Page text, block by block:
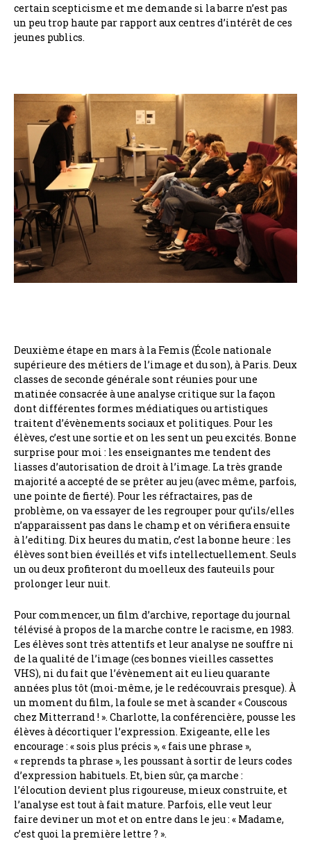
certain scepticisme et me demande si la barre n’est pas
un peu trop haute par rapport aux centres d’intérêt de ces
jeunes publics.
Deuxième étape en mars à la Femis (École nationale
supérieure des métiers de l’image et du son), à Paris. Deux
classes de seconde générale sont réunies pour une
matinée consacrée à une analyse critique sur la façon
dont différentes formes médiatiques ou artistiques
traitent d’évènements sociaux et politiques. Pour les
élèves, c’est une sortie et on les sent un peu excités. Bonne
surprise pour moi : les enseignantes me tendent des
liasses d’autorisation de droit à l’image. La très grande
majorité a accepté de se prêter au jeu (avec même, parfois,
une pointe de fierté). Pour les réfractaires, pas de
problème, on va essayer de les regrouper pour qu’ils/elles
n’apparaissent pas dans le champ et on vérifiera ensuite
à l’editing. Dix heures du matin, c’est la bonne heure : les
élèves sont bien éveillés et vifs intellectuellement. Seuls
un ou deux profiteront du moelleux des fauteuils pour
prolonger leur nuit.
Pour commencer, un film d’archive, reportage du journal
télévisé à propos de la marche contre le racisme, en 1983.
Les élèves sont très attentifs et leur analyse ne souffre ni
de la qualité de l’image (ces bonnes vieilles cassettes
VHS), ni du fait que l’évènement ait eu lieu quarante
années plus tôt (moi-même, je le redécouvrais presque). À
un moment du film, la foule se met à scander « Couscous
chez Mitterrand ! ». Charlotte, la conférencière, pousse les
élèves à décortiquer l’expression. Exigeante, elle les
encourage : « sois plus précis », « fais une phrase »,
« reprends ta phrase », les poussant à sortir de leurs codes
d’expression habituels. Et, bien sûr, ça marche :
l’élocution devient plus rigoureuse, mieux construite, et
l’analyse est tout à fait mature. Parfois, elle veut leur
faire deviner un mot et on entre dans le jeu : « Madame,
c’est quoi la première lettre ? ».